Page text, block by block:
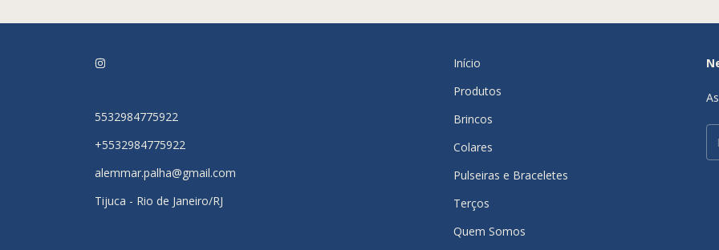
5532984775922
+5532984775922
alemmar.palha@gmail.com
Tijuca - Rio de Janeiro/RJ
Início
Produtos
Brincos
Colares
Pulseiras e Braceletes
Terços
Quem Somos